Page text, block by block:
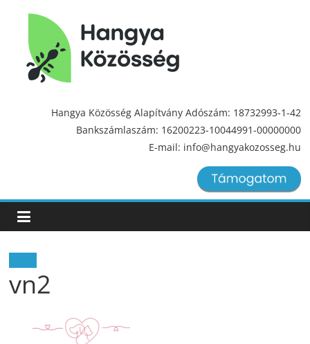
Hangya
Közösség
Hangya Közösség Alapítvány Adószám: 18732993-1-42
Bankszámlaszám: 16200223-10044991-00000000
E-mail: info@hangyakozosseg.hu
vn2